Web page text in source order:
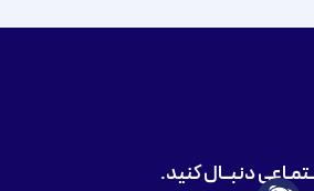
دنبــال کنید.